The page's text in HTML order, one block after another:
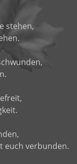
stehen,
euch verbunden.